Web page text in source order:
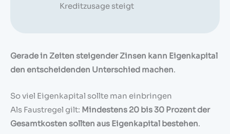
Kreditzusage steigt
Gerade in Zeiten steigender Zinsen kann Eigenkapital
den entscheidenden Unterschied machen.
So viel Eigenkapital sollte man einbringen
Als Faustregel gilt: Mindestens 20 bis 30 Prozent der
Gesamtkosten sollten aus Eigenkapital bestehen.